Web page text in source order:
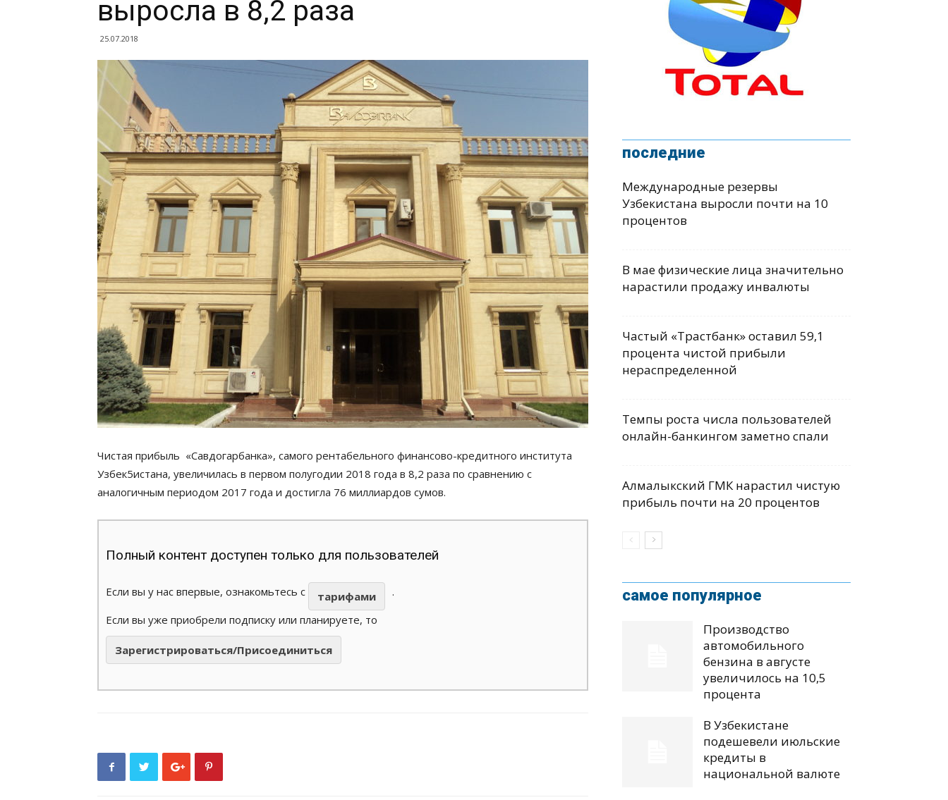
выросла в 8,2 раза
25.07.2018
Чистая прибыль «Савдогарбанка», самого рентабельного финансово-кредитного института
Узбек5истана, увеличилась в первом полугодии 2018 года в 8,2 раза по сравнению с
аналогичным периодом 2017 года и достигла 76 миллиардов сумов.
Полный контент доступен только для пользователей
Если вы у нас впервые, ознакомьтесь с тарифами
.
Если вы уже приобрели подписку или планируете, то
Зарегистрироваться/Присоединиться
последние
Международные резервы
Узбекистана выросли почти на 10
процентов
В мае физические лица значительно
нарастили продажу инвалюты
Частый «Трастбанк» оставил 59,1
процента чистой прибыли
нераспределенной
Темпы роста числа пользователей
онлайн-банкингом заметно спали
Алмалыкский ГМК нарастил чистую
прибыль почти на 20 процентов
самое популярное
Производство
автомобильного
бензина в августе
увеличилось на 10,5
процента
В Узбекистане
подешевели июльские
кредиты в
национальной валюте